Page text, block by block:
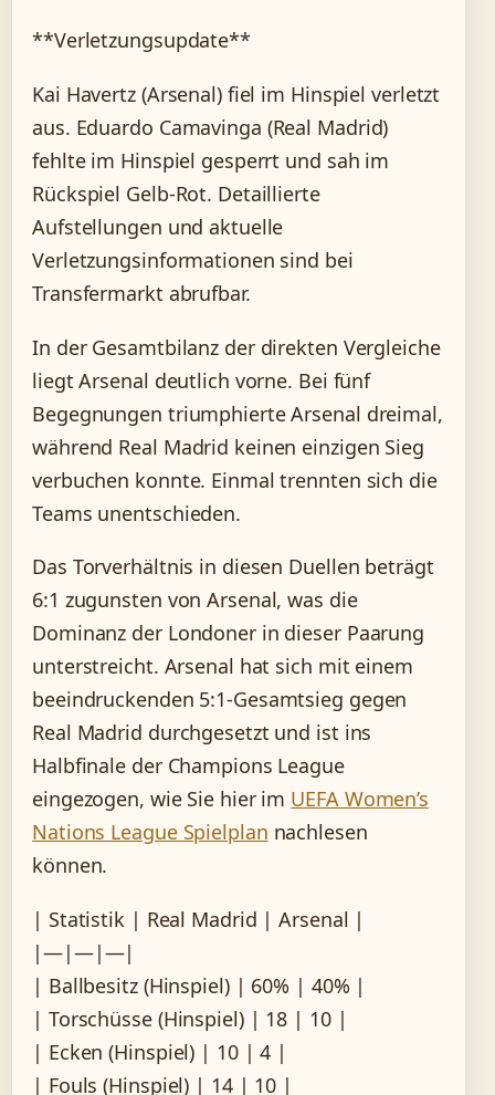
**Verletzungsupdate**
Kai Havertz (Arsenal) fiel im Hinspiel verletzt
aus. Eduardo Camavinga (Real Madrid)
fehlte im Hinspiel gesperrt und sah im
Rückspiel Gelb-Rot. Detaillierte
Aufstellungen und aktuelle
Verletzungsinformationen sind bei
Transfermarkt abrufbar.
In der Gesamtbilanz der direkten Vergleiche
liegt Arsenal deutlich vorne. Bei fünf
Begegnungen triumphierte Arsenal dreimal,
während Real Madrid keinen einzigen Sieg
verbuchen konnte. Einmal trennten sich die
Teams unentschieden.
Das Torverhältnis in diesen Duellen beträgt
6:1 zugunsten von Arsenal, was die
Dominanz der Londoner in dieser Paarung
unterstreicht. Arsenal hat sich mit einem
beeindruckenden 5:1-Gesamtsieg gegen
Real Madrid durchgesetzt und ist ins
Halbfinale der Champions League
eingezogen, wie Sie hier im UEFA Women’s
Nations League Spielplan nachlesen
können.
| Statistik | Real Madrid | Arsenal |
|—|—|—|
| Ballbesitz (Hinspiel) | 60% | 40% |
| Torschüsse (Hinspiel) | 18 | 10 |
| Ecken (Hinspiel) | 10 | 4 |
| Fouls (Hinspiel) | 14 | 10 |